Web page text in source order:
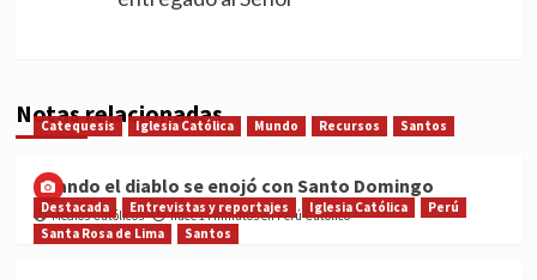
Notas relacionadas
Catequesis Iglesia Católica Mundo Recursos Santos
Cuando el diablo se enojó con Santo Domingo
Medios Católicos hace 14 minutos en Perú Católico
Destacada Entrevistas y reportajes Iglesia Católica
Perú
Santa Rosa de Lima
Santos